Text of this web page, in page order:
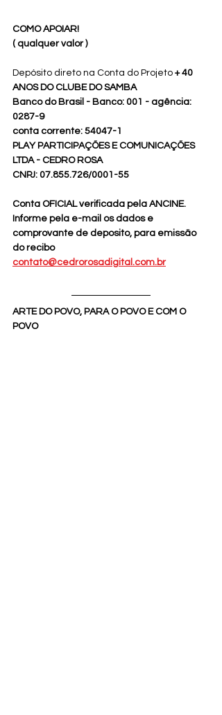
COMO APOIAR!
( qualquer valor )
Depósito direto na Conta do Projeto + 40
ANOS DO CLUBE DO SAMBA
Banco do Brasil - Banco: 001 - agência:
0287-9
conta corrente: 54047-1
PLAY PARTICIPAÇÕES E COMUNICAÇÕES
LTDA - CEDRO ROSA
CNPJ: 07.855.726/0001-55
Conta OFICIAL verificada pela ANCINE.
Informe pela e-mail os dados e
comprovante de deposito, para emissão
do recibo
contato@cedrorosadigital.com.br
ARTE DO POVO, PARA O POVO E COM O
POVO